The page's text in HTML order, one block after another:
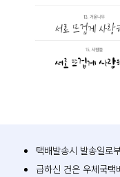
택배발송시 발송일로
급하신 건은 우체국택